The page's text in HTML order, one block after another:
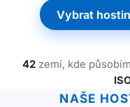
Vybrat
42zemí, kde
NAŠE